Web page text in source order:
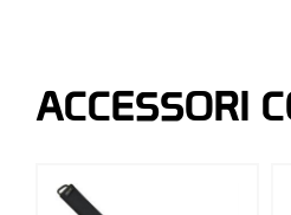
ACCESSORI